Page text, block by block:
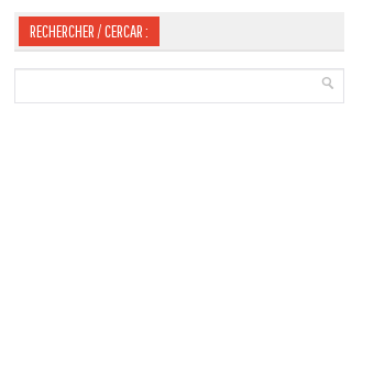
RECHERCHER / CERCAR :